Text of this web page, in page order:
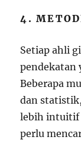
4.
Setiap ahli
pendekatan
Beberapa
dan
lebih intuitif
perlu